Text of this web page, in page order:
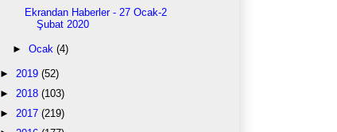
Ekrandan Haberler - 27 Ocak-2
Şubat 2020
► Ocak (4)
► 2019 (52)
► 2018 (103)
► 2017 (219)